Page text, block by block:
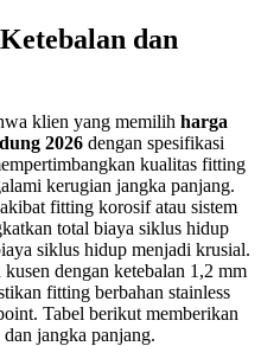
dan
klien yang memilih harga
2026 dengan spesifikasi
kualitas fitting
kerugian jangka panjang.
fitting korosif atau sistem
total biaya siklus hidup
siklus hidup menjadi krusial.
dengan ketebalan 1,2 mm
fitting berbahan stainless
Tabel berikut memberikan
jangka panjang.